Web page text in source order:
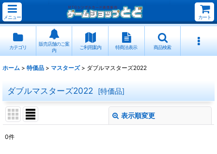
メニュー カート
カテゴリ
販売店舗のご案
内
ご利用案内 特商法表示 商品検索
ホーム > 特価品 > マスターズ > ダブルマスターズ2022
ダブルマスターズ2022 [特価品]
表示順変更
0件